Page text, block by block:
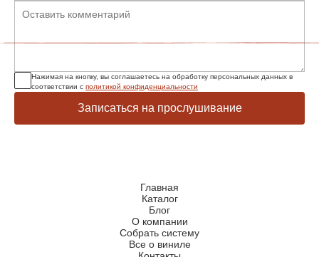
Нажимая на кнопку, вы соглашаетесь на обработку персональных данных в
соответствии с политикой конфиденциальности
Записаться на прослушивание
Главная
Каталог
Блог
О компании
Собрать систему
Все о виниле